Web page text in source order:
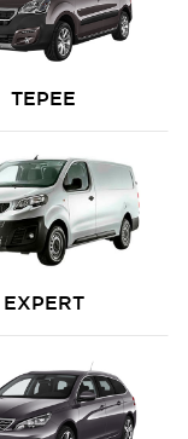
TEPEE
EXPERT